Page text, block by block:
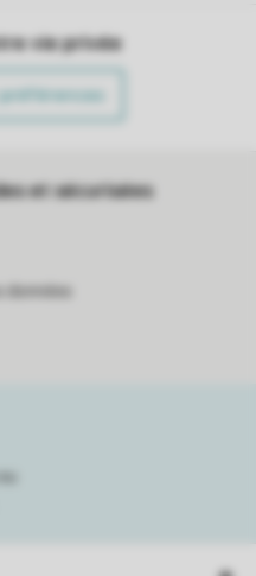
vie privée
préférences
et sécurisées